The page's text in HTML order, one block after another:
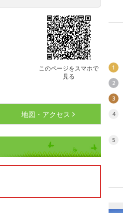
このページをスマホで
見る
地図・アクセス
1
2
3
4
5